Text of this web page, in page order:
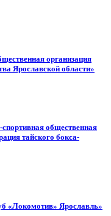
организация
Ярославской области»
общественная
тайского бокса-
«Локомотив» Ярославль»